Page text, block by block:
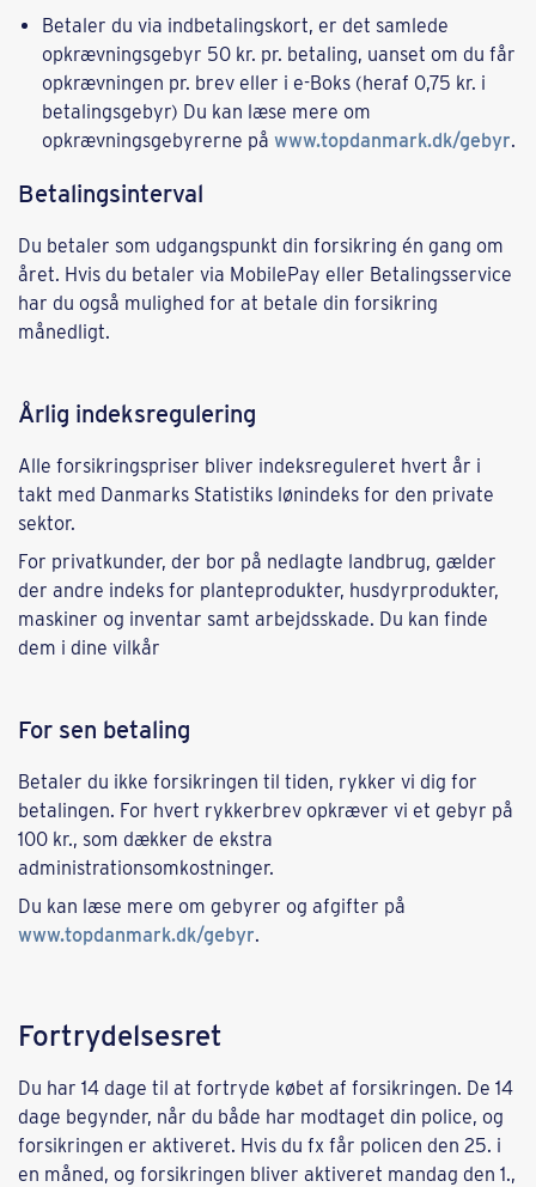
Betaler du via indbetalingskort, er det samlede
opkrævningsgebyr 50 kr. pr. betaling, uanset om du får
opkrævningen pr. brev eller i e-Boks (heraf 0,75 kr. i
betalingsgebyr) Du kan læse mere om
opkrævningsgebyrerne på www.topdanmark.dk/gebyr.
Betalingsinterval
Du betaler som udgangspunkt din forsikring én gang om
året. Hvis du betaler via MobilePay eller Betalingsservice
har du også mulighed for at betale din forsikring
månedligt.
Årlig indeksregulering
Alle forsikringspriser bliver indeksreguleret hvert år i
takt med Danmarks Statistiks lønindeks for den private
sektor.
For privatkunder, der bor på nedlagte landbrug, gælder
der andre indeks for planteprodukter, husdyrprodukter,
maskiner og inventar samt arbejdsskade. Du kan finde
dem i dine vilkår
For sen betaling
Betaler du ikke forsikringen til tiden, rykker vi dig for
betalingen. For hvert rykkerbrev opkræver vi et gebyr på
100 kr., som dækker de ekstra
administrationsomkostninger.
Du kan læse mere om gebyrer og afgifter på
www.topdanmark.dk/gebyr.
Fortrydelsesret
Du har 14 dage til at fortryde købet af forsikringen. De 14
dage begynder, når du både har modtaget din police, og
forsikringen er aktiveret. Hvis du fx får policen den 25. i
en måned, og forsikringen bliver aktiveret mandag den 1.,